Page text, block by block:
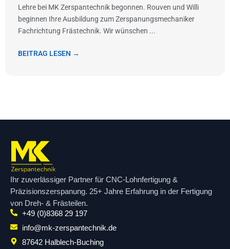
Lehre bei MK Zerspantechnik begonnen. Rouven und Willi
beginnen Ihre Ausbildung zum Zerspanungsmechaniker
Fachrichtung Frästechnik. Wir wünschen ...
BEITRAG LESEN →
Ihr zuverlässiger Partner für CNC-Lohnfertigung &
Präzisionszerspanung. 25+ Jahre Erfahrung in der Fertigung
von Dreh- & Frästeilen.
+49 (0)8368 29 197
info@mk-zerspantechnik.de
87642 Halblech-Buching